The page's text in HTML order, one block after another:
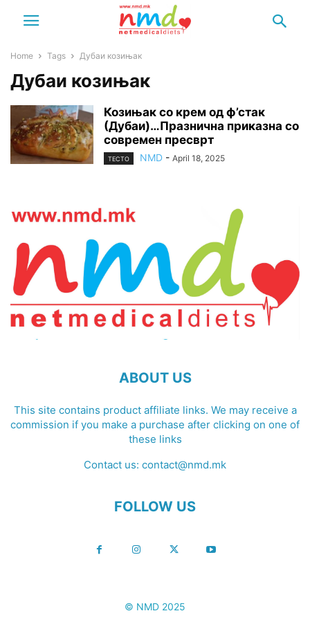
Home Tags Дубаи козињак
Дубаи козињак
Козињак со крем од ф’стак
(Дубаи)…Празнична приказна со
современ пресврт
ТЕСТО NMD - April 18, 2025
ABOUT US
This site contains product affiliate links. We may receive a
commission if you make a purchase after clicking on one of
these links
Contact us: contact@nmd.mk
FOLLOW US
© NMD 2025